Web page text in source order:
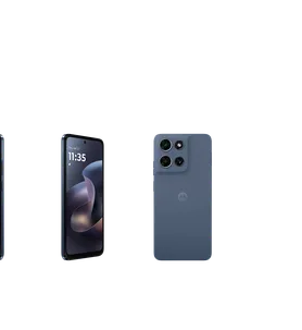
column of small thumbnails. Selecting a